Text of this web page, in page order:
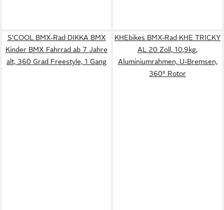
S’COOL BMX-Rad DIKKA BMX
Kinder BMX Fahrrad ab 7 Jahre
alt, 360 Grad Freestyle, 1 Gang
KHEbikes BMX-Rad KHE TRICKY
AL 20 Zoll, 10,9kg,
Aluminiumrahmen, U-Bremsen,
360° Rotor